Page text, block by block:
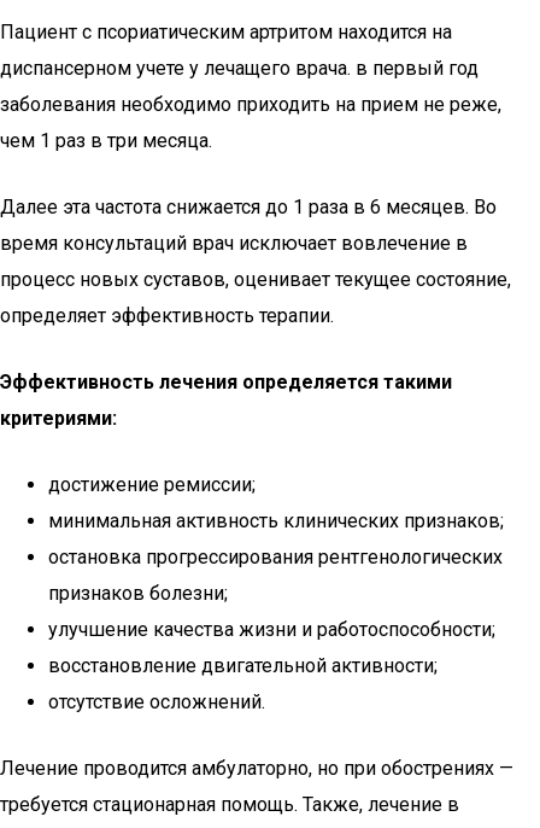
Пациент с псориатическим артритом находится на
диспансерном учете у лечащего врача. в первый год
заболевания необходимо приходить на прием не реже,
чем 1 раз в три месяца.
Далее эта частота снижается до 1 раза в 6 месяцев. Во
время консультаций врач исключает вовлечение в
процесс новых суставов, оценивает текущее состояние,
определяет эффективность терапии.
Эффективность лечения определяется такими
критериями:
достижение ремиссии;
минимальная активность клинических признаков;
остановка прогрессирования рентгенологических
признаков болезни;
улучшение качества жизни и работоспособности;
восстановление двигательной активности;
отсутствие осложнений.
Лечение проводится амбулаторно, но при обострениях —
требуется стационарная помощь. Также, лечение в